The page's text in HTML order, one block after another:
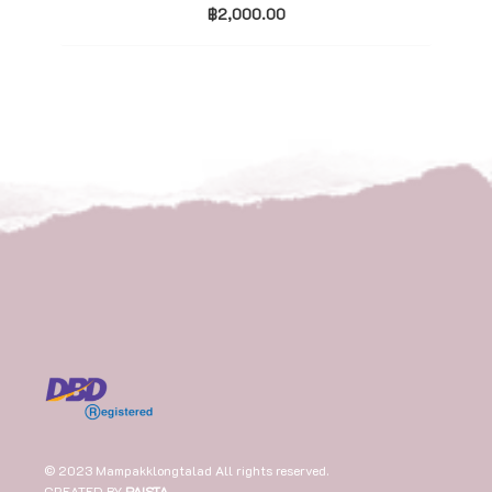
฿2,000.00
© 2023 Mampakklongtalad All rights reserved.